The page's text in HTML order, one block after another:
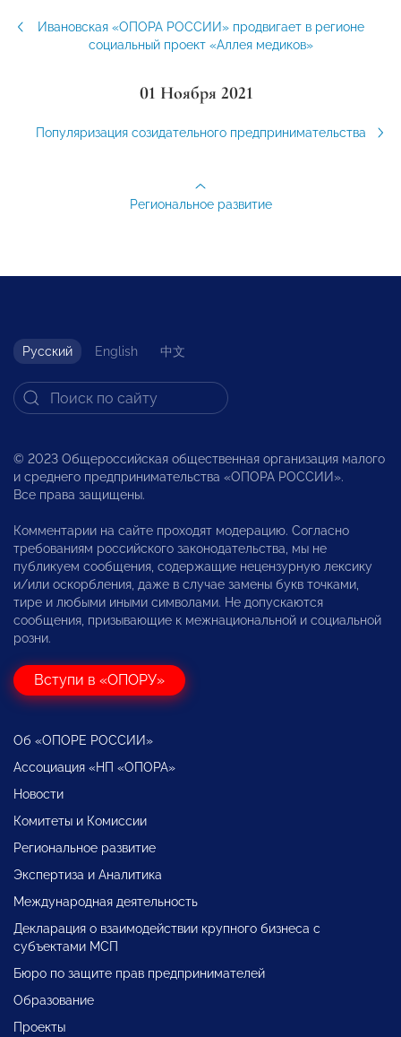
Ивановская «ОПОРА РОССИИ» продвигает в регионе
социальный проект «Аллея медиков»
01 Ноября 2021
Популяризация созидательного предпринимательства
Региональное развитие
Русский English 中文
© 2023 Общероссийская общественная организация малого
и среднего предпринимательства «ОПОРА РОССИИ».
Все права защищены.
Комментарии на сайте проходят модерацию. Согласно
требованиям российского законодательства, мы не
публикуем сообщения, содержащие нецензурную лексику
и/или оскорбления, даже в случае замены букв точками,
тире и любыми иными символами. Не допускаются
сообщения, призывающие к межнациональной и социальной
розни.
Вступи в «ОПОРУ»
Об «ОПОРЕ РОССИИ»
Ассоциация «НП «ОПОРА»
Новости
Комитеты и Комиссии
Региональное развитие
Экспертиза и Аналитика
Международная деятельность
Декларация о взаимодействии крупного бизнеса с
субъектами МСП
Бюро по защите прав предпринимателей
Образование
Проекты